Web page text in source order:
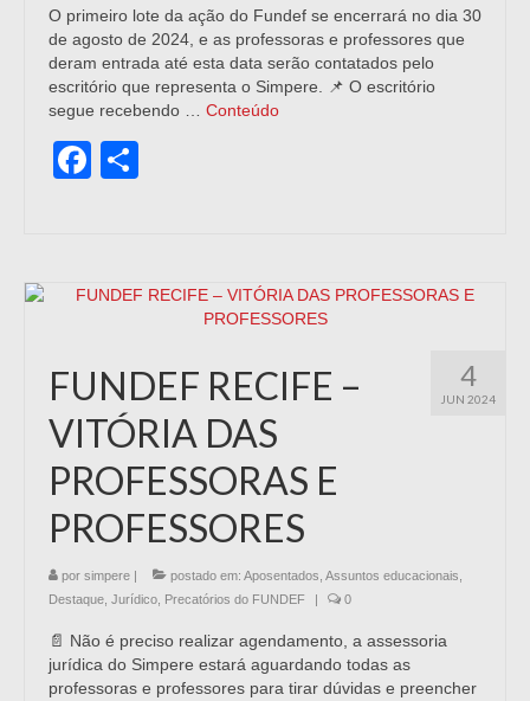
O primeiro lote da ação do Fundef se encerrará no dia 30
de agosto de 2024, e as professoras e professores que
deram entrada até esta data serão contatados pelo
escritório que representa o Simpere. 📌 O escritório
segue recebendo … Conteúdo
Facebook
4
JUN 2024
FUNDEF RECIFE –
VITÓRIA DAS
PROFESSORAS E
PROFESSORES
por simpere postado em: Aposentados Assuntos educacionais
Destaque Jurídico Precatórios do FUNDEF 0
📄 Não é preciso realizar agendamento, a assessoria
jurídica do Simpere estará aguardando todas as
professoras e professores para tirar dúvidas e preencher